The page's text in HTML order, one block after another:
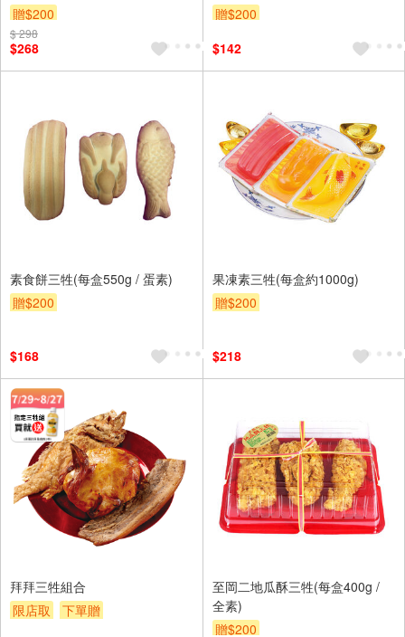
贈$200
$ 298
$268
贈$200
$142
素食餅三牲(每盒550g / 蛋素)
贈$200
$168
果凍素三牲(每盒約1000g)
贈$200
$218
拜拜三牲組合
限店取
下單贈
至岡二地瓜酥三牲(每盒400g /
全素)
贈$200